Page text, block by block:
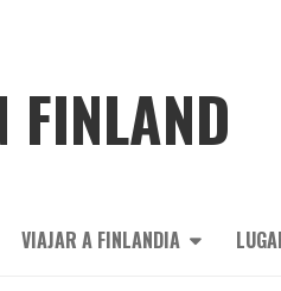
VIAJAR A FINLANDIA